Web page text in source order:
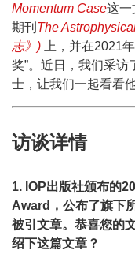
Momentum Case这一
期刊 The
志》)
上，并在2021
奖”。近日，我们采
士，让我们一起看看
访谈详情
1. IOP出版社颁布的
Award，公布了旗下
被引文章。恭喜您的
绍下这篇文章？